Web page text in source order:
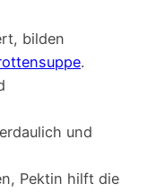
bilden
.
und
Pektin hilft die